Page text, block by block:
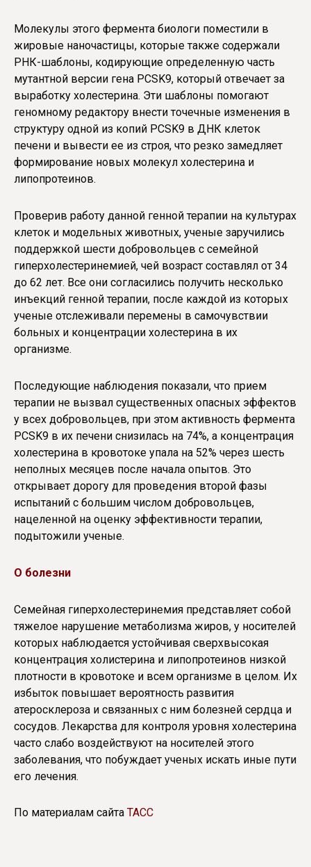
Молекулы этого фермента биологи поместили в
жировые наночастицы, которые также содержали
РНК-шаблоны, кодирующие определенную часть
мутантной версии гена PCSK9, который отвечает за
выработку холестерина. Эти шаблоны помогают
геномному редактору внести точечные изменения в
структуру одной из копий PCSK9 в ДНК клеток
печени и вывести ее из строя, что резко замедляет
формирование новых молекул холестерина и
липопротеинов.
Проверив работу данной генной терапии на культурах
клеток и модельных животных, ученые заручились
поддержкой шести добровольцев с семейной
гиперхолестеринемией, чей возраст составлял от 34
до 62 лет. Все они согласились получить несколько
инъекций генной терапии, после каждой из которых
ученые отслеживали перемены в самочувствии
больных и концентрации холестерина в их
организме.
Последующие наблюдения показали, что прием
терапии не вызвал существенных опасных эффектов
у всех добровольцев, при этом активность фермента
PCSK9 в их печени снизилась на 74%, а концентрация
холестерина в кровотоке упала на 52% через шесть
неполных месяцев после начала опытов. Это
открывает дорогу для проведения второй фазы
испытаний с большим числом добровольцев,
нацеленной на оценку эффективности терапии,
подытожили ученые.
О болезни
Семейная гиперхолестеринемия представляет собой
тяжелое нарушение метаболизма жиров, у носителей
которых наблюдается устойчивая сверхвысокая
концентрация холистерина и липопротеинов низкой
плотности в кровотоке и всем организме в целом. Их
избыток повышает вероятность развития
атеросклероза и связанных с ним болезней сердца и
сосудов. Лекарства для контроля уровня холестерина
часто слабо воздействуют на носителей этого
заболевания, что побуждает ученых искать иные пути
его лечения.
По материалам сайта ТАСС